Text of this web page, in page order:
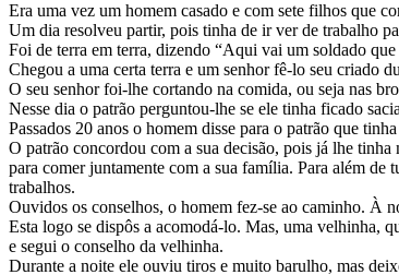
Era uma vez um homem casado e com sete filhos que
Um dia resolveu partir, pois tinha de ir ver de trabalho
Foi de terra em terra, dizendo “Aqui vai um soldado
Chegou a uma certa terra e um senhor fê-lo seu criado
O seu senhor foi-lhe cortando na comida, ou seja nas
Nesse dia o patrão perguntou-lhe se ele tinha ficado
Passados 20 anos o homem disse para o patrão que
O patrão concordou com a sua decisão, pois já lhe
para comer juntamente com a sua família. Para além de
trabalhos.
Ouvidos os conselhos, o homem fez-se ao caminho. À
Esta logo se dispôs a acomodá-lo. Mas, uma velhinha,
e segui o conselho da velhinha.
Durante a noite ele ouviu tiros e muito barulho, mas